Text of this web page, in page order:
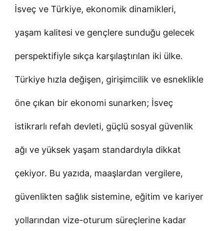
İsveç ve Türkiye, ekonomik dinamikleri,
yaşam kalitesi ve gençlere sunduğu gelecek
perspektifiyle sıkça karşılaştırılan iki ülke.
Türkiye hızla değişen, girişimcilik ve esneklikle
öne çıkan bir ekonomi sunarken; İsveç
istikrarlı refah devleti, güçlü sosyal güvenlik
ağı ve yüksek yaşam standardıyla dikkat
çekiyor. Bu yazıda, maaşlardan vergilere,
güvenlikten sağlık sistemine, eğitim ve kariyer
yollarından vize-oturum süreçlerine kadar